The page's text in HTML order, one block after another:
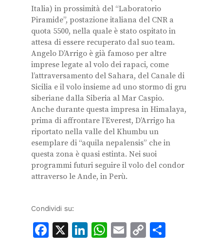
Italia) in prossimità del “Laboratorio
Piramide”, postazione italiana del CNR a
quota 5500, nella quale è stato ospitato in
attesa di essere recuperato dal suo team.
Angelo D’Arrigo è già famoso per altre
imprese legate al volo dei rapaci, come
l’attraversamento del Sahara, del Canale di
Sicilia e il volo insieme ad uno stormo di gru
siberiane dalla Siberia al Mar Caspio.
Anche durante questa impresa in Himalaya,
prima di affrontare l’Everest, D’Arrigo ha
riportato nella valle del Khumbu un
esemplare di “aquila nepalensis” che in
questa zona è quasi estinta. Nei suoi
programmi futuri seguire il volo del condor
attraverso le Ande, in Perù.
Condividi su:
Facebook
X LinkedIn
WhatsApp
Email
Copy